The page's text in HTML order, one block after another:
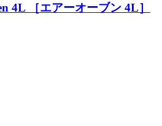
4L ［エアーオーブン 4L］